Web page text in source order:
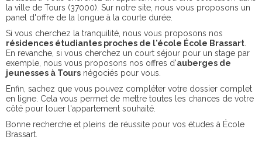
la ville de Tours (37000). Sur notre site, nous vous proposons un
panel d'offre de la longue à la courte durée.
Si vous cherchez la tranquilité, nous vous proposons nos
résidences étudiantes proches de l'école École Brassart
En revanche, si vous cherchez un court séjour pour un stage par
exemple, nous vous proposons nos offres d'auberges de
jeunesses à Tours négociés pour vous.
Enfin, sachez que vous pouvez compléter votre dossier complet
en ligne. Cela vous permet de mettre toutes les chances de votre
côté pour louer l'appartement souhaité.
Bonne recherche et pleins de réussite pour vos études à École
Brassart.